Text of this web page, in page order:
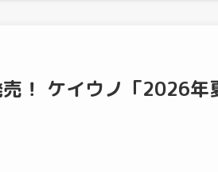
！ ケイウノ「2026年